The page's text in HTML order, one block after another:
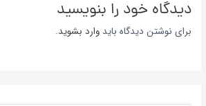
دیدگاه‌ خود را بنویسید
برای نوشتن دیدگاه بایدوارد بشوید.